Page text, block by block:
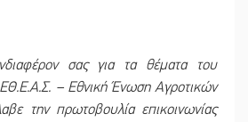
σας για τα θέματα του
– Εθνική Ένωση Αγροτικών
την πρωτοβουλία επικοινωνίας